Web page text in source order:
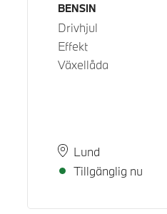
Bränsle
BENSIN
Drivhjul
Effekt
Växellåda
PlatsLund
Leveranstid
Tillgänglig nu